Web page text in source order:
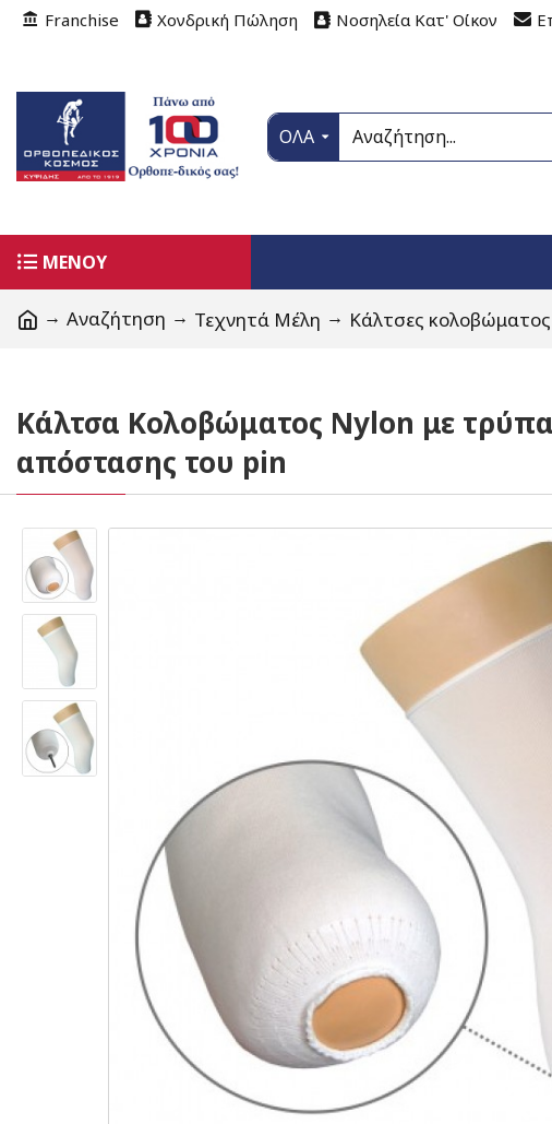
Franchise Χονδρική Πώληση Νοσηλεία Κατ' Οίκον
ΟΛΑ
ΜΕΝΟΥ
Αναζήτηση Τεχνητά Μέλη Κάλτσες κολοβώματος
Κάλτσα Κολοβώματος Nylon με
απόστασης του pin